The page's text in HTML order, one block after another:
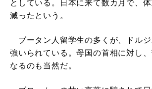
としている。日本に来て数カ月で、
減ったという。
ブータン人留学生の多くが、ドルジ
強いられている。母国の首相に対し、
なるのも当然だ。